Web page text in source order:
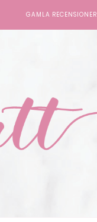
GAMLA RECENSIONER